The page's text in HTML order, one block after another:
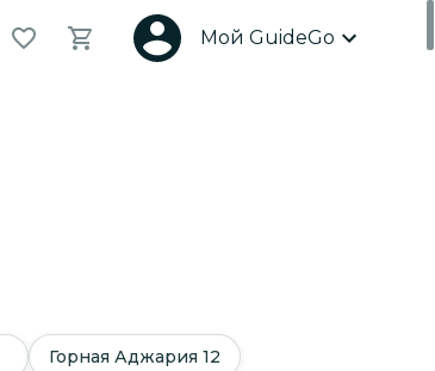
Мой GuideGo
Горная Аджария 12